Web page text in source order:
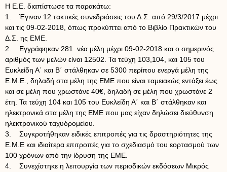
Η Ε.Ε. διαπίστωσε τα παρακάτω:
1. Έγιναν 12 τακτικές συνεδριάσεις του Δ.Σ. από 29/3/2017 μέχρι
και τις 09-02-2018, όπως προκύπτει από το Βιβλίο Πρακτικών του
Δ.Σ. ης ΕΜΕ.
2. Εγγράφηκαν 281 νέα μέλη μέχρι 09-02-2018 και ο σημερινός
αριθμός των μελών είναι 12502. Τα τεύχη 103,104, και 105 του
Ευκλείδη Α΄ και Β΄ στάλθηκαν σε 5300 περίπου ενεργά μέλη της
Ε.Μ.Ε., δηλαδή στα μέλη της ΕΜΕ που είναι ταμειακώς εντάξει έως
και σε μέλη που χρωστάνε 40€, δηλαδή σε μέλη που χρωστάνε 2
έτη. Τα τεύχη 104 και 105 του Ευκλείδη Α΄ και Β΄ στάλθηκαν και
ηλεκτρονικά στα μέλη της ΕΜΕ που μας είχαν δηλώσει διεύθυνση
ηλεκτρονικού ταχυδρομείου.
3. Συγκροτήθηκαν ειδικές επιτροπές για τις δραστηριότητες της
Ε.Μ.Ε και ιδιαίτερα επιτροπές για το σχεδιασμό του εορτασμού των
100 χρόνων από την ίδρυση της ΕΜΕ.
4. Συνεχίστηκε η λειτουργία των περιοδικών εκδόσεων Μικρός